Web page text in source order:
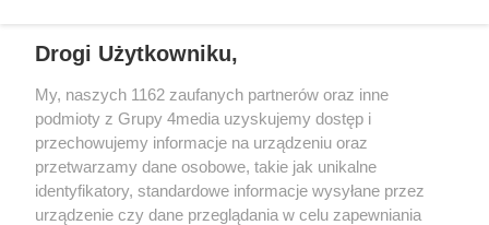
naprawdę znajduje się po drugiej
składy na niedzielny pojedynek.
REKLAMA
Drogi Użytkowniku,
My, naszych 1162 zaufanych partnerów oraz inne
podmioty z Grupy 4media uzyskujemy dostęp i
przechowujemy informacje na urządzeniu oraz
przetwarzamy dane osobowe, takie jak unikalne
identyfikatory, standardowe informacje wysyłane przez
urządzenie czy dane przeglądania w celu zapewniania